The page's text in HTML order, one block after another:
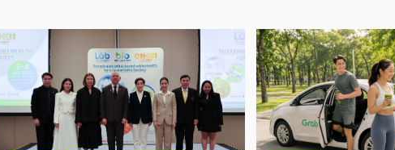
PR NEWS SEMINAR & EXHIBITIONS PR NEWS